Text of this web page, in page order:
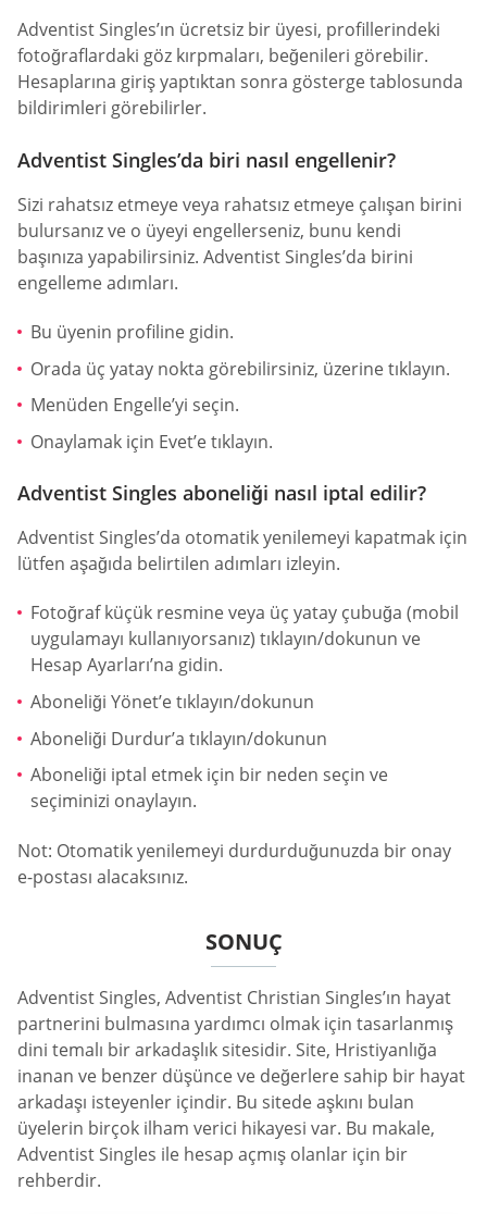
Adventist Singles’ın ücretsiz bir üyesi, profillerindeki
fotoğraflardaki göz kırpmaları, beğenileri görebilir.
Hesaplarına giriş yaptıktan sonra gösterge tablosunda
bildirimleri görebilirler.
Adventist Singles’da biri nasıl engellenir?
Sizi rahatsız etmeye veya rahatsız etmeye çalışan birini
bulursanız ve o üyeyi engellerseniz, bunu kendi
başınıza yapabilirsiniz. Adventist Singles’da birini
engelleme adımları.
Bu üyenin profiline gidin.
Orada üç yatay nokta görebilirsiniz, üzerine tıklayın.
Menüden Engelle’yi seçin.
Onaylamak için Evet’e tıklayın.
Adventist Singles aboneliği nasıl iptal edilir?
Adventist Singles’da otomatik yenilemeyi kapatmak için
lütfen aşağıda belirtilen adımları izleyin.
Fotoğraf küçük resmine veya üç yatay çubuğa (mobil
uygulamayı kullanıyorsanız) tıklayın/dokunun ve
Hesap Ayarları’na gidin.
Aboneliği Yönet’e tıklayın/dokunun
Aboneliği Durdur’a tıklayın/dokunun
Aboneliği iptal etmek için bir neden seçin ve
seçiminizi onaylayın.
Not: Otomatik yenilemeyi durdurduğunuzda bir onay
e-postası alacaksınız.
SONUÇ
Adventist Singles, Adventist Christian Singles’ın hayat
partnerini bulmasına yardımcı olmak için tasarlanmış
dini temalı bir arkadaşlık sitesidir. Site, Hristiyanlığa
inanan ve benzer düşünce ve değerlere sahip bir hayat
arkadaşı isteyenler içindir. Bu sitede aşkını bulan
üyelerin birçok ilham verici hikayesi var. Bu makale,
Adventist Singles ile hesap açmış olanlar için bir
rehberdir.